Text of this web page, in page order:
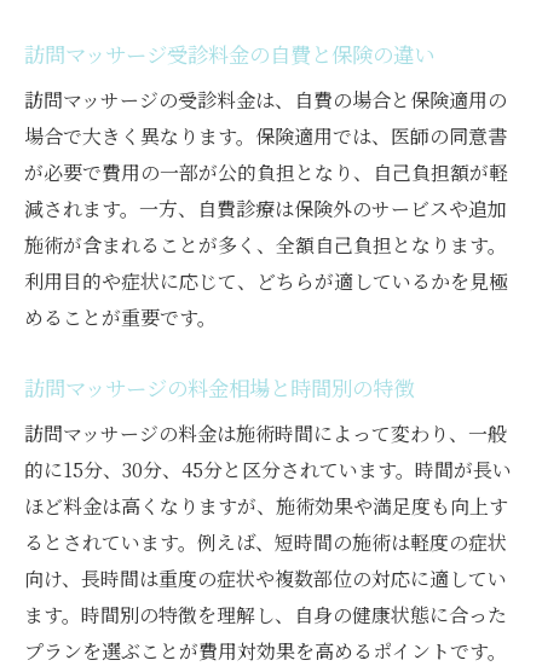
方法
往療料が必要な訪問マッサージの具体例
訪問マッサージの往療料と距離の関係を解
説
往療料加算時の訪問マッサージ料金の変動
点
訪問マッサージの往療料と保険適用の注意
点
料金改定2024年版の最新情報まとめ
訪問マッサージ料金改定2024年の主な変更
点
最新の訪問マッサージ受診料金の特徴
2024年の保険適用訪問マッサージ費用の動
向
訪問マッサージ料金表2024年版で確認する
訪問マッサージ受診料金の自費と保険の違い
訪問マッサージの受診料金は、自費の場合と保険適用の
場合で大きく異なります。保険適用では、医師の同意書
が必要で費用の一部が公的負担となり、自己負担額が軽
減されます。一方、自費診療は保険外のサービスや追加
施術が含まれることが多く、全額自己負担となります。
利用目的や症状に応じて、どちらが適しているかを見極
めることが重要です。
訪問マッサージの料金相場と時間別の特徴
訪問マッサージの料金は施術時間によって変わり、一般
的に15分、30分、45分と区分されています。時間が長い
ほど料金は高くなりますが、施術効果や満足度も向上す
るとされています。例えば、短時間の施術は軽度の症状
向け、長時間は重度の症状や複数部位の対応に適してい
ます。時間別の特徴を理解し、自身の健康状態に合った
プランを選ぶことが費用対効果を高めるポイントです。